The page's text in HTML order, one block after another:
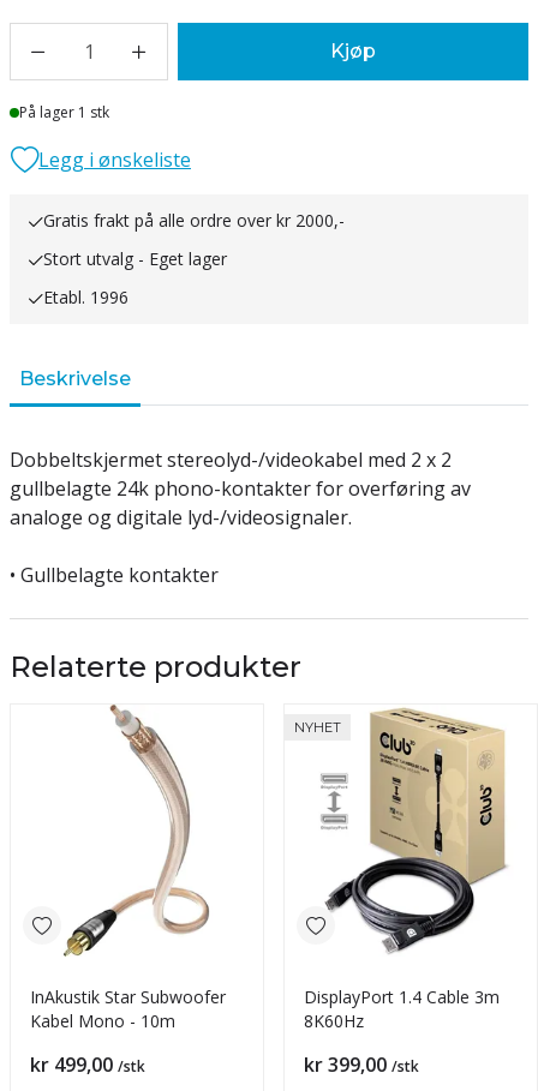
1 Kjøp
Lager
På lager 1 stk
Legg i ønskeliste
Gratis frakt på alle ordre over kr 2000,-
Stort utvalg - Eget lager
Etabl. 1996
Beskrivelse
Dobbeltskjermet stereolyd-/videokabel med 2 x 2
gullbelagte 24k phono-kontakter for overføring av
analoge og digitale lyd-/videosignaler.
• Gullbelagte kontakter
Relaterte produkter
InAkustik Star Subwoofer
Kabel Mono - 10m
Pris
kr 499,00 /stk
NYHET
DisplayPort 1.4 Cable 3m
8K60Hz
Pris
kr 399,00 /stk